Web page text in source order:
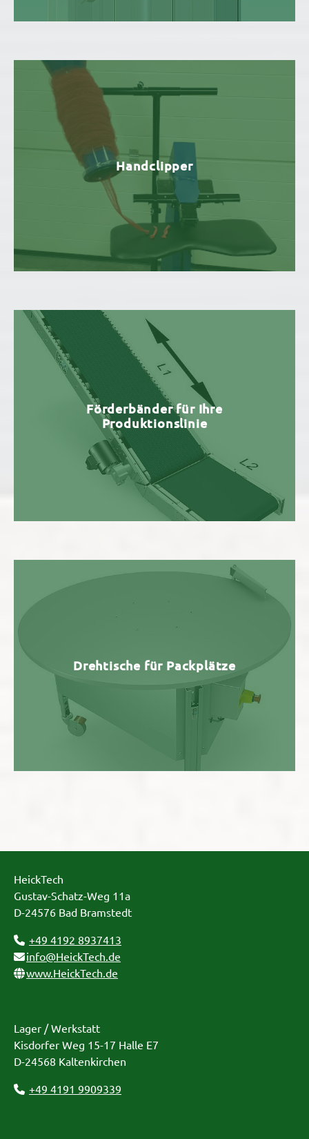
Handclipper
Förderbänder für Ihre
Produktionslinie
Drehtische für Packplätze
HeickTech
Gustav-Schatz-Weg 11a
D-24576 Bad Bramstedt
+49 4192 8937413
info@HeickTech.de
www.HeickTech.de
Lager / Werkstatt
Kisdorfer Weg 15-17 Halle E7
D-24568 Kaltenkirchen
+49 4191 9909339